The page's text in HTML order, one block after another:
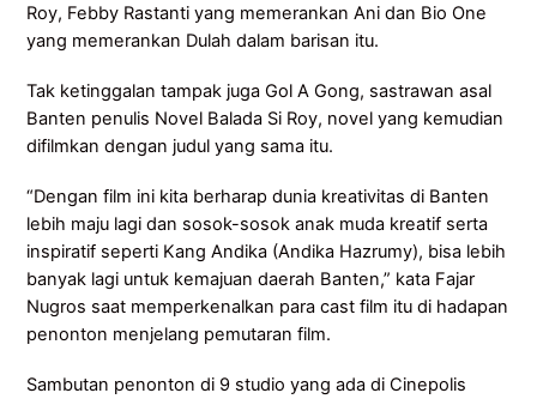
Roy, Febby Rastanti yang memerankan Ani dan Bio One
yang memerankan Dulah dalam barisan itu.
Tak ketinggalan tampak juga Gol A Gong, sastrawan asal
Banten penulis Novel Balada Si Roy, novel yang kemudian
difilmkan dengan judul yang sama itu.
“Dengan film ini kita berharap dunia kreativitas di Banten
lebih maju lagi dan sosok-sosok anak muda kreatif serta
inspiratif seperti Kang Andika (Andika Hazrumy), bisa lebih
banyak lagi untuk kemajuan daerah Banten,” kata Fajar
Nugros saat memperkenalkan para cast film itu di hadapan
penonton menjelang pemutaran film.
Sambutan penonton di 9 studio yang ada di Cinepolis